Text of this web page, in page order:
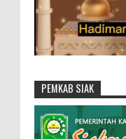
PEMKAB SIAK